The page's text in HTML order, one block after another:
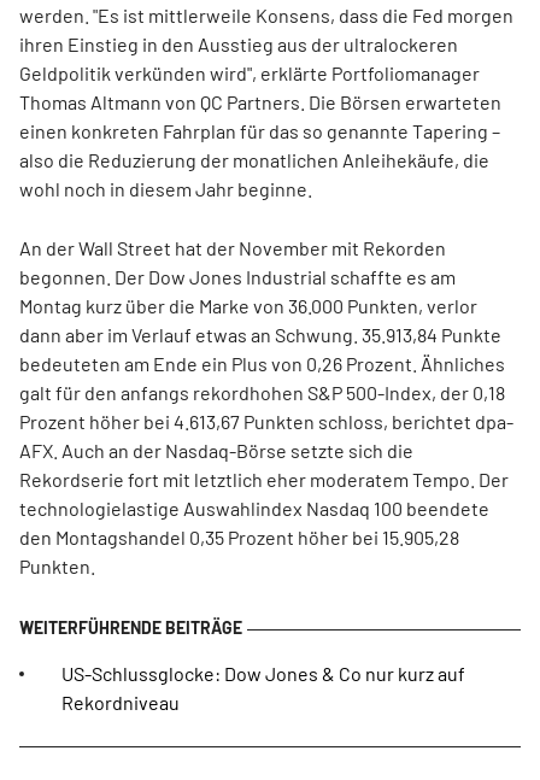
werden. "Es ist mittlerweile Konsens, dass die Fed morgen
ihren Einstieg in den Ausstieg aus der ultralockeren
Geldpolitik verkünden wird", erklärte Portfoliomanager
Thomas Altmann von QC Partners. Die Börsen erwarteten
einen konkreten Fahrplan für das so genannte Tapering –
also die Reduzierung der monatlichen Anleihekäufe, die
wohl noch in diesem Jahr beginne.
An der Wall Street hat der November mit Rekorden
begonnen. Der Dow Jones Industrial schaffte es am
Montag kurz über die Marke von 36.000 Punkten, verlor
dann aber im Verlauf etwas an Schwung. 35.913,84 Punkte
bedeuteten am Ende ein Plus von 0,26 Prozent. Ähnliches
galt für den anfangs rekordhohen S&P 500-Index, der 0,18
Prozent höher bei 4.613,67 Punkten schloss, berichtet dpa-
AFX. Auch an der Nasdaq-Börse setzte sich die
Rekordserie fort mit letztlich eher moderatem Tempo. Der
technologielastige Auswahlindex Nasdaq 100 beendete
den Montagshandel 0,35 Prozent höher bei 15.905,28
Punkten.
US-Schlussglocke: Dow Jones & Co nur kurz auf
Rekordniveau